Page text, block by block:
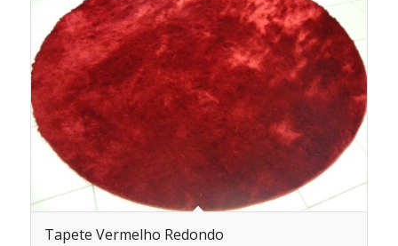
Tapete Vermelho Redondo